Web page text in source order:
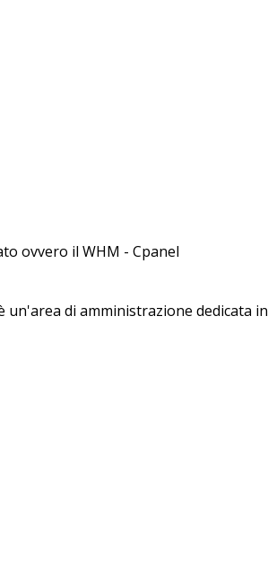
ovvero il WHM - Cpanel
di amministrazione dedicata in